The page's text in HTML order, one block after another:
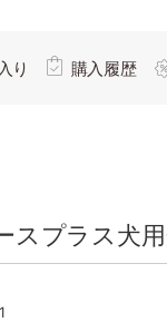
り 購入履歴
プラス犬